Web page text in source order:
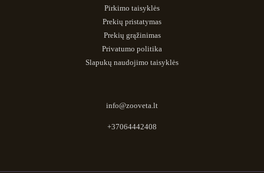
Pirkimo taisyklės
Prekių pristatymas
Prekių grąžinimas
Privatumo politika
Slapukų naudojimo taisyklės
info@zooveta.lt
+37064442408